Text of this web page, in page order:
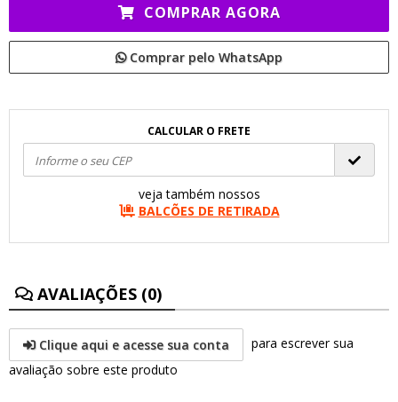
COMPRAR AGORA
Comprar pelo WhatsApp
CALCULAR O FRETE
veja também nossos
BALCÕES DE RETIRADA
AVALIAÇÕES (0)
Clique aqui e acesse sua conta
para escrever sua
avaliação sobre este produto